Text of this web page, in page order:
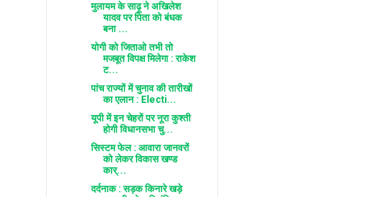
मुलायम के साढ़ू ने अखिलेश
यादव पर पिता को बंधक
बना ...
योगी को जिताओ तभी तो
मजबूत विपक्ष मिलेगा : राकेश
ट...
पांच राज्यों में चुनाव की तारीखों
का एलान : Electi...
यूपी में इन चेहरों पर नूरा कुश्ती
होगी विधानसभा चु...
सिस्टम फेल : आवारा जानवरों
को लेकर विकास खण्ड
कार्...
दर्दनाक : सड़क किनारे खड़े